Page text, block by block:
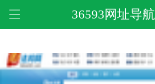
36593网址导航